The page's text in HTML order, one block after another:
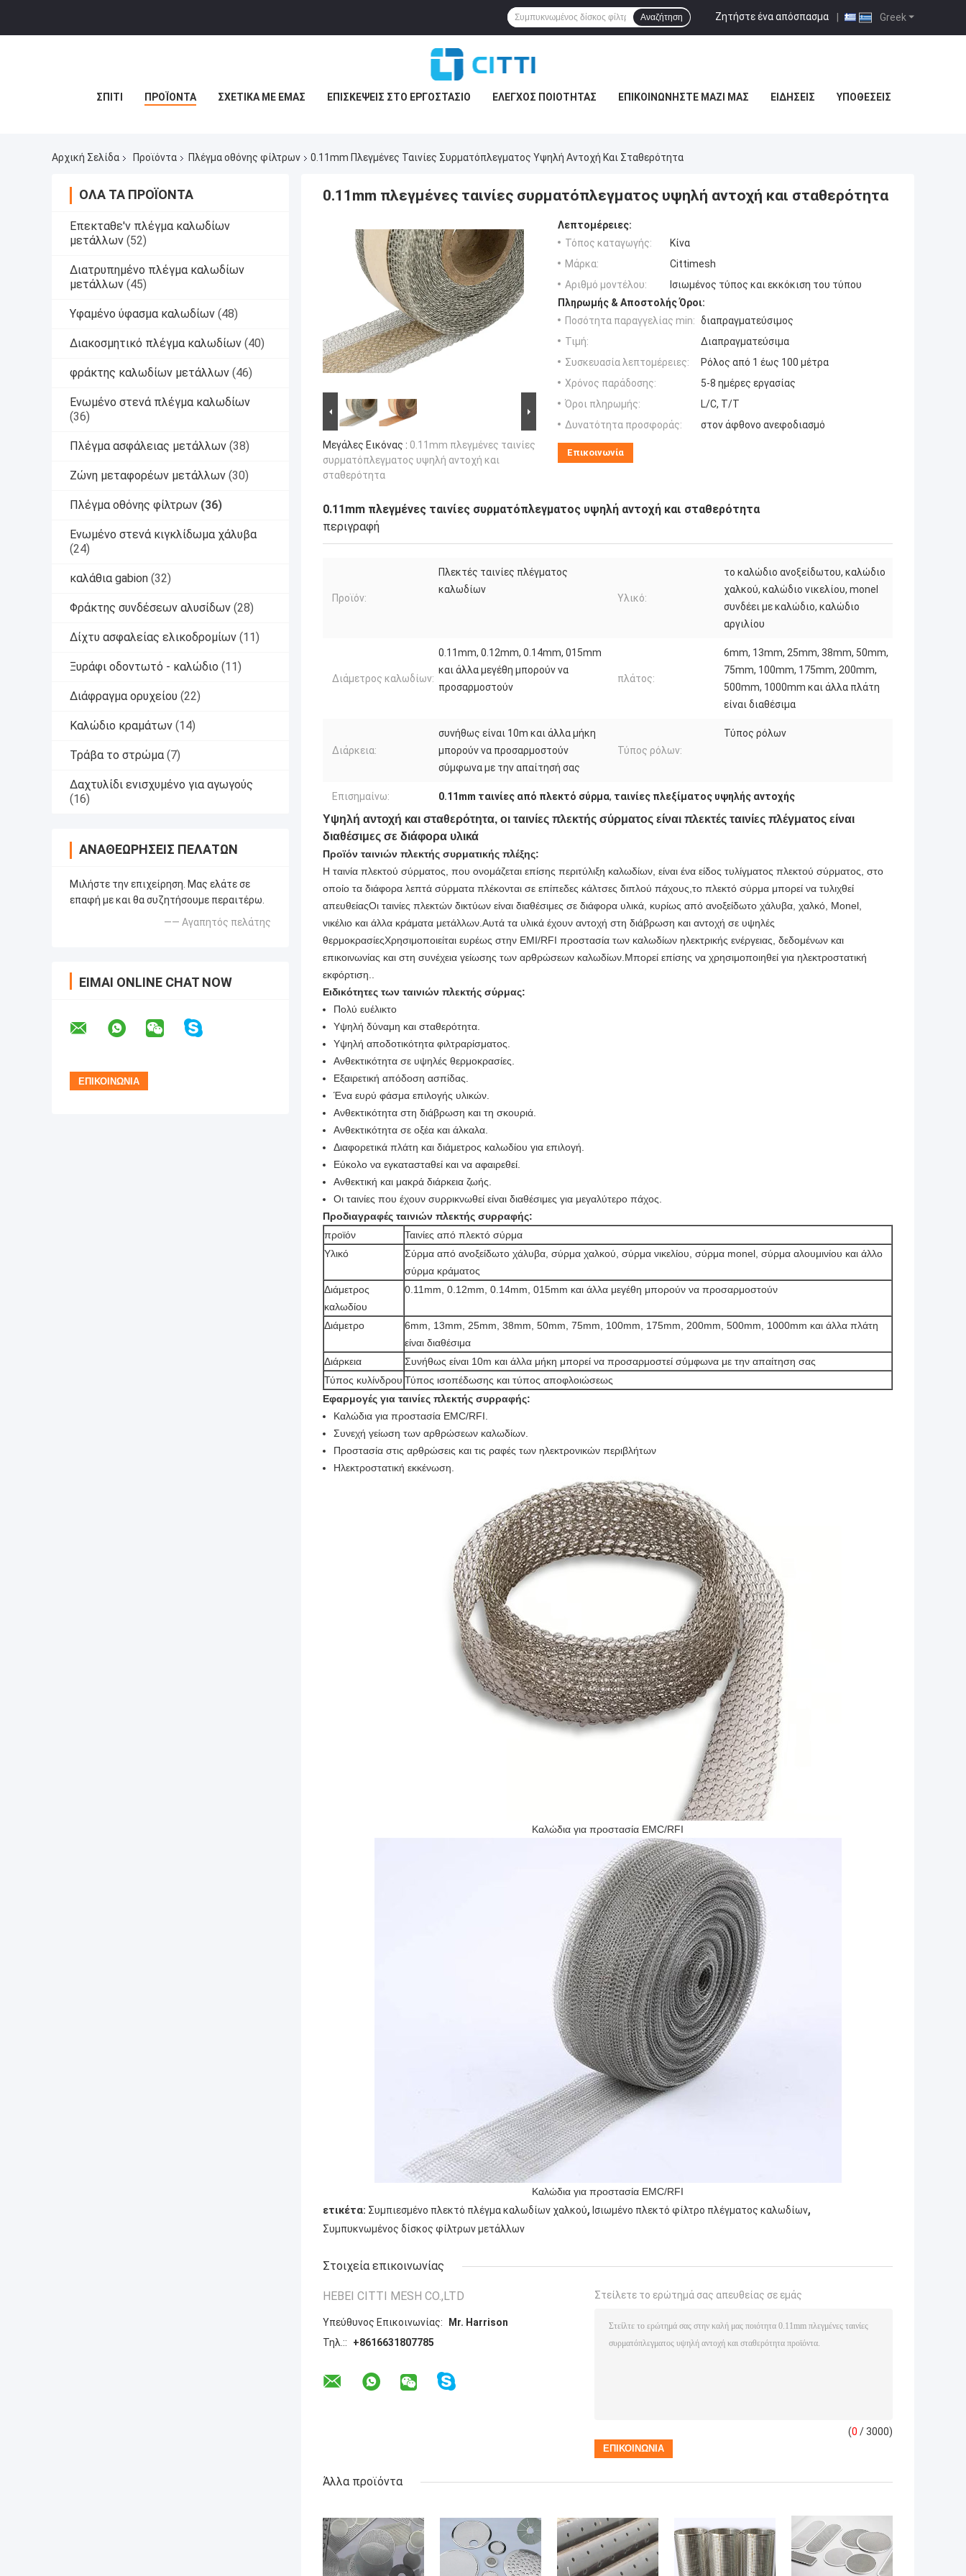
Greek
Ζητήστε ένα απόσπασμα |
Αναζήτηση
ΣΠΊΤΙ ΠΡΟΪΌΝΤΑ ΣΧΕΤΙΚΆ ΜΕ ΕΜΆΣ ΕΠΙΣΚΈΨΕΙΣ ΣΤΟ ΕΡΓΟΣΤΆΣΙΟ ΈΛΕΓΧΟΣ ΠΟΙΌΤΗΤΑΣ ΕΠΙΚΟΙΝΩΝΉΣΤΕ ΜΑΖΊ ΜΑΣ ΕΙΔΉΣΕΙΣ ΥΠΟΘΈΣΕΙΣ
Αρχική Σελίδα Προϊόντα Πλέγμα οθόνης φίλτρων 0.11mm Πλεγμένες Ταινίες Συρματόπλεγματος Υψηλή Αντοχή Και Σταθερότητα
ΌΛΑ ΤΑ ΠΡΟΪΌΝΤΑ
Επεκταθε'ν πλέγμα καλωδίων
μετάλλων (52)
Διατρυπημένο πλέγμα καλωδίων
μετάλλων (45)
Υφαμένο ύφασμα καλωδίων (48)
Διακοσμητικό πλέγμα καλωδίων (40)
φράκτης καλωδίων μετάλλων (46)
Ενωμένο στενά πλέγμα καλωδίων
(36)
Πλέγμα ασφάλειας μετάλλων (38)
Ζώνη μεταφορέων μετάλλων (30)
Πλέγμα οθόνης φίλτρων (36)
Ενωμένο στενά κιγκλίδωμα χάλυβα
(24)
καλάθια gabion (32)
Φράκτης συνδέσεων αλυσίδων (28)
Δίχτυ ασφαλείας ελικοδρομίων (11)
Ξυράφι οδοντωτό - καλώδιο (11)
Διάφραγμα ορυχείου (22)
Καλώδιο κραμάτων (14)
Τράβα το στρώμα (7)
Δαχτυλίδι ενισχυμένο για αγωγούς
(16)
ΑΝΑΘΕΩΡΉΣΕΙΣ ΠΕΛΑΤΏΝ
Μιλήστε την επιχείρηση. Μας ελάτε σε
επαφή με και θα συζητήσουμε περαιτέρω.
—— Αγαπητός πελάτης
ΕΊΜΑΙ ONLINE CHAT NOW
0.11mm πλεγμένες ταινίες συρματόπλεγματος υψηλή αντοχή και σταθερότητα
Μεγάλες Εικόνας : 0.11mm πλεγμένες ταινίες
συρματόπλεγματος υψηλή αντοχή και
σταθερότητα
Λεπτομέρειες:
Τόπος καταγωγής:
Κίνα
Μάρκα:
Cittimesh
Αριθμό μοντέλου:
Ισιωμένος τύπος και εκκόκιση του τύπου
Πληρωμής & Αποστολής Όροι:
Ποσότητα παραγγελίας min: διαπραγματεύσιμος
Τιμή:
Διαπραγματεύσιμα
Συσκευασία λεπτομέρειες:
Ρόλος από 1 έως 100 μέτρα
Χρόνος παράδοσης:
5-8 ημέρες εργασίας
Όροι πληρωμής:
L/C, T/T
Δυνατότητα προσφοράς:
στον άφθονο ανεφοδιασμό
Επικοινωνία
0.11mm πλεγμένες ταινίες συρματόπλεγματος υψηλή αντοχή και σταθερότητα
περιγραφή
Προϊόν:
Πλεκτές ταινίες πλέγματος
καλωδίων
Υλικό:
το καλώδιο ανοξείδωτου, καλώδιο
χαλκού, καλώδιο νικελίου, monel
συνδέει με καλώδιο, καλώδιο
αργιλίου
Διάμετρος καλωδίων:
0.11mm, 0.12mm, 0.14mm, 015mm
και άλλα μεγέθη μπορούν να
προσαρμοστούν
πλάτος:
6mm, 13mm, 25mm, 38mm, 50mm,
75mm, 100mm, 175mm, 200mm,
500mm, 1000mm και άλλα πλάτη
είναι διαθέσιμα
Διάρκεια:
συνήθως είναι 10m και άλλα μήκη
μπορούν να προσαρμοστούν
σύμφωνα με την απαίτησή σας
Τύπος ρόλων:
Τύπος ρόλων
Επισημαίνω: 0.11mm ταινίες από πλεκτό σύρμα, ταινίες πλεξίματος υψηλής αντοχής
Υψηλή αντοχή και σταθερότητα, οι ταινίες πλεκτής σύρματος είναι πλεκτές ταινίες πλέγματος είναι
διαθέσιμες σε διάφορα υλικά
Προϊόν ταινιών πλεκτής συρματικής πλέξης:
Η ταινία πλεκτού σύρματος, που ονομάζεται επίσης περιτύλιξη καλωδίων, είναι ένα είδος τυλίγματος πλεκτού σύρματος, στο
οποίο τα διάφορα λεπτά σύρματα πλέκονται σε επίπεδες κάλτσες διπλού πάχους,το πλεκτό σύρμα μπορεί να τυλιχθεί
απευθείαςΟι ταινίες πλεκτών δικτύων είναι διαθέσιμες σε διάφορα υλικά, κυρίως από ανοξείδωτο χάλυβα, χαλκό, Monel,
νικέλιο και άλλα κράματα μετάλλων.Αυτά τα υλικά έχουν αντοχή στη διάβρωση και αντοχή σε υψηλές
θερμοκρασίεςΧρησιμοποιείται ευρέως στην EMI/RFI προστασία των καλωδίων ηλεκτρικής ενέργειας, δεδομένων και
επικοινωνίας και στη συνέχεια γείωσης των αρθρώσεων καλωδίων.Μπορεί επίσης να χρησιμοποιηθεί για ηλεκτροστατική
εκφόρτιση..
Ειδικότητες των ταινιών πλεκτής σύρμας:
Πολύ ευέλικτο
Υψηλή δύναμη και σταθερότητα.
Υψηλή αποδοτικότητα φιλτραρίσματος.
Ανθεκτικότητα σε υψηλές θερμοκρασίες.
Εξαιρετική απόδοση ασπίδας.
Ένα ευρύ φάσμα επιλογής υλικών.
Ανθεκτικότητα στη διάβρωση και τη σκουριά.
Ανθεκτικότητα σε οξέα και άλκαλα.
Διαφορετικά πλάτη και διάμετρος καλωδίου για επιλογή.
Εύκολο να εγκατασταθεί και να αφαιρεθεί.
Ανθεκτική και μακρά διάρκεια ζωής.
Οι ταινίες που έχουν συρρικνωθεί είναι διαθέσιμες για μεγαλύτερο πάχος.
Προδιαγραφές ταινιών πλεκτής συρραφής:
προϊόν
Ταινίες από πλεκτό σύρμα
Υλικό
Σύρμα από ανοξείδωτο χάλυβα, σύρμα χαλκού, σύρμα νικελίου, σύρμα monel, σύρμα αλουμινίου και άλλο
σύρμα κράματος
Διάμετρος
καλωδίου
0.11mm, 0.12mm, 0.14mm, 015mm και άλλα μεγέθη μπορούν να προσαρμοστούν
Διάμετρο
6mm, 13mm, 25mm, 38mm, 50mm, 75mm, 100mm, 175mm, 200mm, 500mm, 1000mm και άλλα πλάτη
είναι διαθέσιμα
Διάρκεια
Συνήθως είναι 10m και άλλα μήκη μπορεί να προσαρμοστεί σύμφωνα με την απαίτηση σας
Τύπος κυλίνδρου Τύπος ισοπέδωσης και τύπος αποφλοιώσεως
Εφαρμογές για ταινίες πλεκτής συρραφής:
Καλώδια για προστασία EMC/RFI.
Συνεχή γείωση των αρθρώσεων καλωδίων.
Προστασία στις αρθρώσεις και τις ραφές των ηλεκτρονικών περιβλήτων
Ηλεκτροστατική εκκένωση.
Καλώδια για προστασία EMC/RFI
Καλώδια για προστασία EMC/RFI
ετικέτα: Συμπιεσμένο πλεκτό πλέγμα καλωδίων χαλκού, Ισιωμένο πλεκτό φίλτρο πλέγματος καλωδίων,
Συμπυκνωμένος δίσκος φίλτρων μετάλλων
Στοιχεία επικοινωνίας
HEBEI CITTI MESH CO.,LTD
Υπεύθυνος Επικοινωνίας:
Mr. Harrison
Τηλ.::
+8616631807785
Στείλετε το ερώτημά σας απευθείας σε εμάς
(0 / 3000)
Άλλα προϊόντα